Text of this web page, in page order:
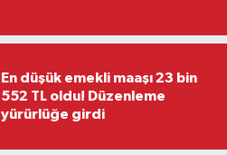
En düşük emekli maaşı 23 bin
552 TL oldu! Düzenleme
yürürlüğe girdi